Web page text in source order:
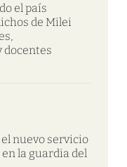
el país
de Milei
docentes
nuevo servicio
la guardia del